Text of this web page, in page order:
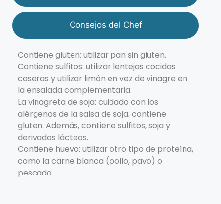
Consejos del Chef
Contiene gluten: utilizar pan sin gluten.
Contiene sulfitos: utilizar lentejas cocidas
caseras y utilizar limón en vez de vinagre en
la ensalada complementaria.
La vinagreta de soja: cuidado con los
alérgenos de la salsa de soja, contiene
gluten. Además, contiene sulfitos, soja y
derivados lácteos.
Contiene huevo: utilizar otro tipo de proteína,
como la carne blanca (pollo, pavo) o
pescado.